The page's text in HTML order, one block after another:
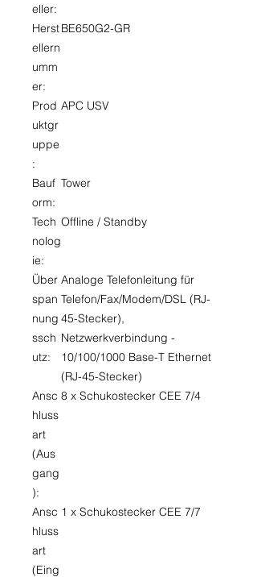
eller:
Herst
ellern
umm
er:
BE650G2-GR
Prod
uktgr
uppe
:
APC USV
Bauf
orm:
Tower
Tech
nolog
ie:
Offline / Standby
Über
span
nung
ssch
utz:
Analoge Telefonleitung für
Telefon/Fax/Modem/DSL (RJ-
45-Stecker),
Netzwerkverbindung -
10/100/1000 Base-T Ethernet
(RJ-45-Stecker)
Ansc
hluss
art
(Aus
gang
):
8 x Schukostecker CEE 7/4
Ansc
hluss
art
(Eing
1 x Schukostecker CEE 7/7